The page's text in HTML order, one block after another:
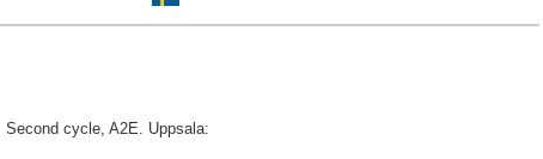
Second cycle, A2E. Uppsala: